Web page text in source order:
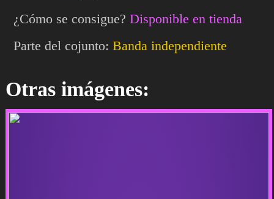
¿Cómo se consigue?Disponible en tienda
Parte del cojunto:Banda independiente
Otras imágenes: